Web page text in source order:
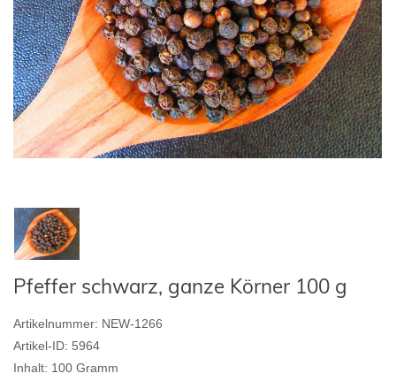
Pfeffer schwarz, ganze Körner 100 g
Artikelnummer: NEW-1266
Artikel-ID: 5964
Inhalt: 100 Gramm